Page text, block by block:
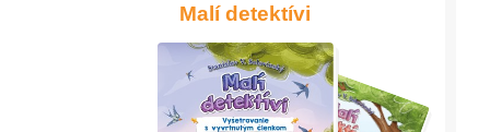
Malí detektívi